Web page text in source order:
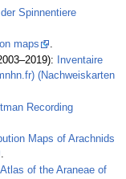
Spinnentiere
maps
.
Inventaire
(Nachweiskarten
Recording
Maps of Arachnids
.
Atlas of the Araneae of